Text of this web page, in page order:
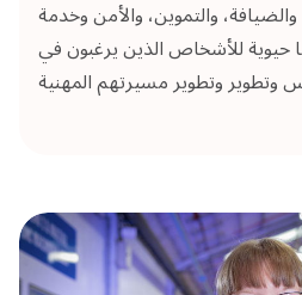
والضيافة، والتموين، والأمن وخدمة
حيوية للأشخاص الذين يرغبون في